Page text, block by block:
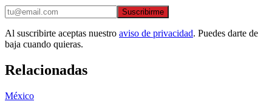
Suscribirme
Al suscribirte aceptas nuestro aviso de privacidad. Puedes darte de
baja cuando quieras.
Relacionadas
México